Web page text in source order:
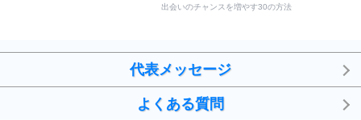
出会いのチャンスを増やす30の方法
代表メッセージ
よくある質問